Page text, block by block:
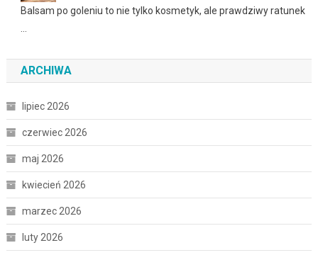
Balsam po goleniu to nie tylko kosmetyk, ale prawdziwy ratunek
ARCHIWA
lipiec 2026
czerwiec 2026
maj 2026
kwiecień 2026
marzec 2026
luty 2026